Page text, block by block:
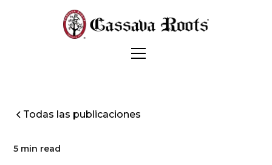
Todas las publicaciones
5 min read